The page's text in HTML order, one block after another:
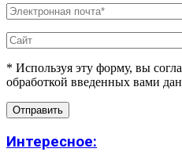
* Используя эту форму, вы
обработкой введенных вами
Интересное: